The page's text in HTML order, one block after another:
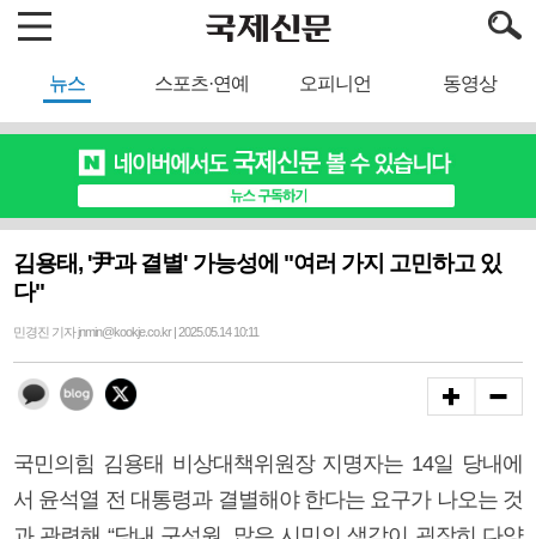
뉴스 스포츠·연예 오피니언 동영상
김용태, '尹과 결별' 가능성에 "여러 가지 고민하고 있
다"
민경진 기자 jnmin@kookje.co.kr | 2025.05.14 10:11
국민의힘 김용태 비상대책위원장 지명자는 14일 당내에
서 윤석열 전 대통령과 결별해야 한다는 요구가 나오는 것